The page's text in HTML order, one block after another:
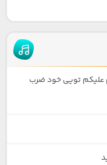
علیکم تویی خود ضرب